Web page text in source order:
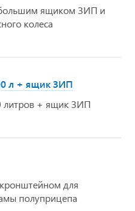
ящиком ЗИП и
колеса
л + ящик ЗИП
литров + ящик ЗИП
для
полуприцепа